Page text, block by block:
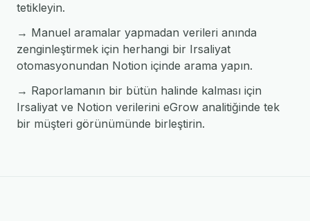
tetikleyin.
→ Manuel aramalar yapmadan verileri anında
zenginleştirmek için herhangi bir Irsaliyat
otomasyonundan Notion içinde arama yapın.
→ Raporlamanın bir bütün halinde kalması için
Irsaliyat ve Notion verilerini eGrow analitiğinde tek
bir müşteri görünümünde birleştirin.